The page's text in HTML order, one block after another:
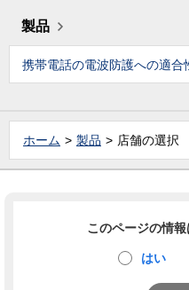
製品
携帯電話の電波防護への適合
ホーム 製品 店舗の選択
このページの情
はい